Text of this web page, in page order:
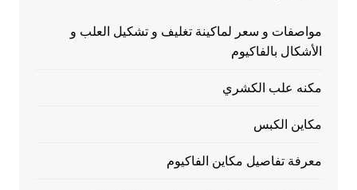
مواصفات و سعر لماكينة تغليف و تشكيل العلب و
الأشكال بالفاكيوم
مكنه علب الكشري
مكاين الكبس
معرفة تفاصيل مكاين الفاكيوم